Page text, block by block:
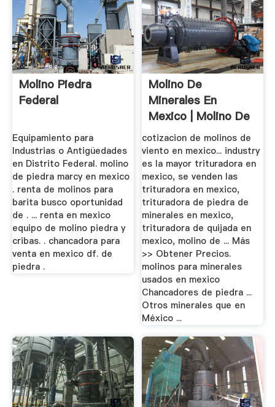
Molino Piedra
Federal
Equipamiento para
Industrias o Antigüedades
en Distrito Federal. molino
de piedra marcy en mexico
. renta de molinos para
barita busco oportunidad
de . ... renta en mexico
equipo de molino piedra y
cribas. . chancadora para
venta en mexico df. de
piedra .
Molino De
Minerales En
Mexico | Molino De
Bolas,Barita ...
cotizacion de molinos de
viento en mexico... industry
es la mayor trituradora en
mexico, se venden las
trituradora en mexico,
trituradora de piedra de
minerales en mexico,
trituradora de quijada en
mexico, molino de ... Más
>> Obtener Precios.
molinos para minerales
usados en mexico
Chancadores de piedra ...
Otros minerales que en
México ...